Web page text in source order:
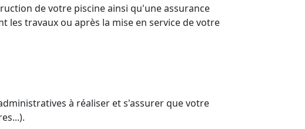
de votre piscine ainsi qu'une assurance
les travaux ou après la mise en service de votre
à réaliser et s'assurer que votre